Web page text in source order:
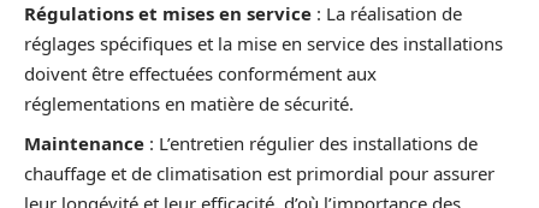
Régulations et mises en service : La réalisation de
réglages spécifiques et la mise en service des installations
doivent être effectuées conformément aux
réglementations en matière de sécurité.
Maintenance : L’entretien régulier des installations de
chauffage et de climatisation est primordial pour assurer
leur longévité et leur efficacité, d’où l’importance des